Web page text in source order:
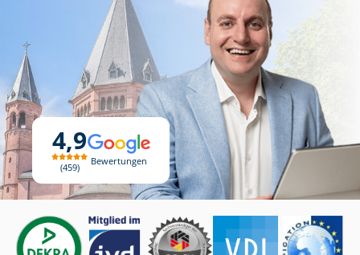
4,9
459
Bewertungen